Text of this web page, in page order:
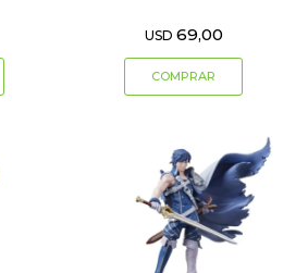
USD 69,00